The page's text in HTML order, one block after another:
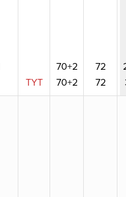
TYT
70+2
70+2
72
72